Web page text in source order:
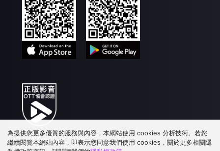
為提供您更多優質的服務與內容，本網站使用 cookies 分析技術。若您
繼續閱覽本網站內容，即表示您同意我們使用 cookies，關於更多相關隱